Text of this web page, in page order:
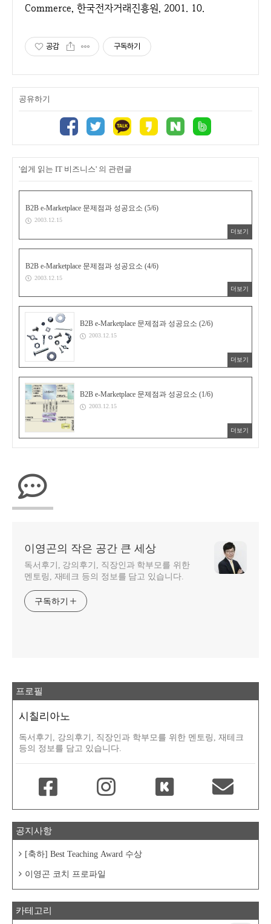
Commerce, 한국전자거래진흥원, 2001. 10.
공감 구독하기
공유하기
'쉽게 읽는 IT 비즈니스' 의 관련글
B2B e-Marketplace 문제점과 성공요소 (5/6)
2003.12.15
더보기
B2B e-Marketplace 문제점과 성공요소 (4/6)
2003.12.15
더보기
B2B e-Marketplace 문제점과 성공요소 (2/6)
2003.12.15
더보기
B2B e-Marketplace 문제점과 성공요소 (1/6)
2003.12.15
더보기
이영곤의 작은 공간 큰 세상
독서후기, 강의후기, 직장인과 학부모를 위한
멘토링, 재테크 등의 정보를 담고 있습니다.
구독하기
프로필
시칠리아노
독서후기, 강의후기, 직장인과 학부모를 위한 멘토링, 재테크
등의 정보를 담고 있습니다.
공지사항
[축하] Best Teaching Award 수상
이영곤 코치 프로파일
카테고리